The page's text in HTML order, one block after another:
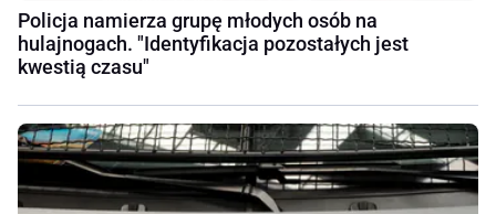
Policja namierza grupę młodych osób na
hulajnogach. "Identyfikacja pozostałych jest
kwestią czasu"